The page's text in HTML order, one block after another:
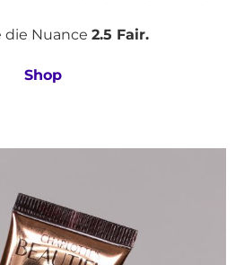
die Nuance 2.5 Fair.
Shop